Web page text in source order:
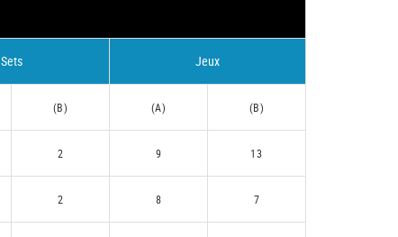
Sets Jeux
(B) (A) (B)
2 9 13
2 8 7